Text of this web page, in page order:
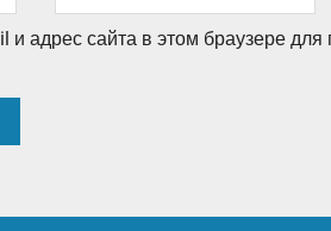
и адрес сайта в этом браузере